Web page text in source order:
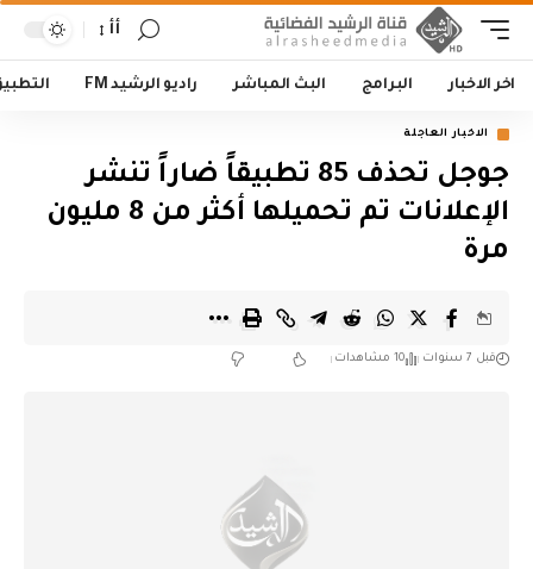
أأ
اخر الاخبار البرامج البث المباشر راديو الرشيد FM
الاخبار العاجلة
جوجل تحذف 85 تطبيقاً ضاراً تنشر
الإعلانات تم تحميلها أكثر من 8 مليون
مرة
قبل 7 سنوات 10 مشاهدات